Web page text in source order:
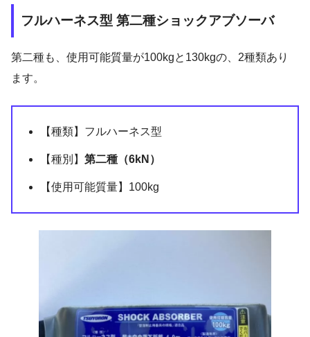
フルハーネス型 第二種ショックアブソーバ
第二種も、使用可能質量が100kgと130kgの、2種類あり
ます。
【種類】フルハーネス型
【種別】 第二種（6kN）
【使用可能質量】100kg